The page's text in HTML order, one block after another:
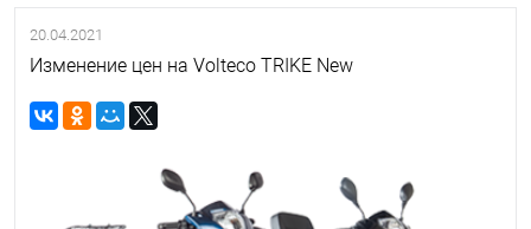
20.04.2021
Изменение цен на Volteco TRIKE New